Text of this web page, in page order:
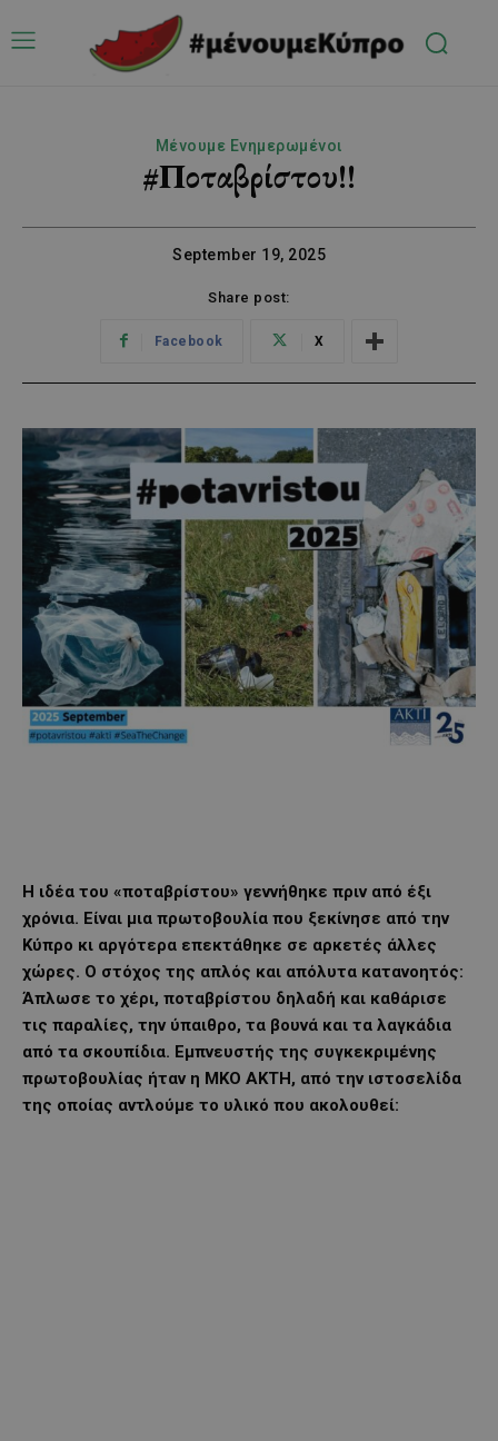
Μένουμε Ενημερωμένοι
#Ποταβρίστου!!
September 19, 2025
Share post:
Facebook X
Η ιδέα του «ποταβρίστου» γεννήθηκε πριν από έξι
χρόνια. Είναι μια πρωτοβουλία που ξεκίνησε από την
Κύπρο κι αργότερα επεκτάθηκε σε αρκετές άλλες
χώρες. Ο στόχος της απλός και απόλυτα κατανοητός:
Άπλωσε το χέρι, ποταβρίστου δηλαδή και καθάρισε
τις παραλίες, την ύπαιθρο, τα βουνά και τα λαγκάδια
από τα σκουπίδια. Εμπνευστής της συγκεκριμένης
πρωτοβουλίας ήταν η ΜΚΟ AKTΗ, από την ιστοσελίδα
της οποίας αντλούμε το υλικό που ακολουθεί: